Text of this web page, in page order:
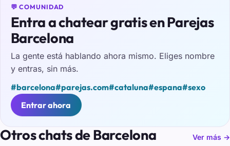
💬 COMUNIDAD
Entra a chatear gratis en Parejas
Barcelona
La gente está hablando ahora mismo. Eliges nombre
y entras, sin más.
#barcelona#parejas.com#cataluna#espana#sexo
Entrar ahora
Otros chats de Barcelona Ver más →